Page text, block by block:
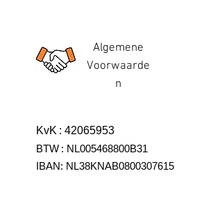
Algemene
Voorwaarde
n
KvK : 42065953
BTW : NL005468800B31
IBAN: NL38KNAB0800307615